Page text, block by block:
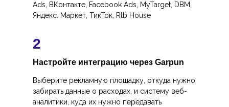
Ads, ВКонтакте, Facebook Ads, MyTarget, DBM,
Яндекс. Маркет, ТикТок, Rtb House
2
Настройте интеграцию через Garpun
Выберите рекламную площадку, откуда нужно
забирать данные о расходах, и систему веб-
аналитики, куда их нужно передавать